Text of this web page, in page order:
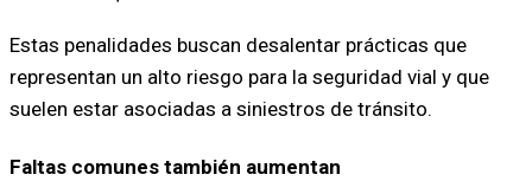
Estas penalidades buscan desalentar prácticas que
representan un alto riesgo para la seguridad vial y que
suelen estar asociadas a siniestros de tránsito.
Faltas comunes también aumentan